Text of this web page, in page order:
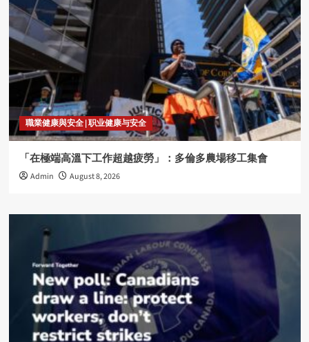
職業健康與安全 | 职业健康与安全
「在極端高溫下工作超越疲勞」：多倫多農場移工集會
Admin August 8, 2026